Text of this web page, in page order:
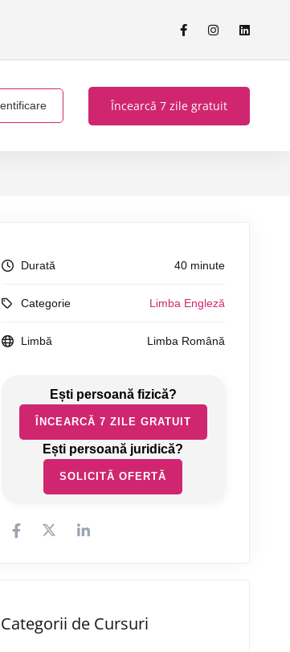
Încearcă 7 zile gratuit
Durată 40 minute
Categorie Limba Engleză
Limbă Limba Română
ÎNCEARCĂ 7 ZILE GRATUIT
SOLICITĂ OFERTĂ
Categorii de Cursuri